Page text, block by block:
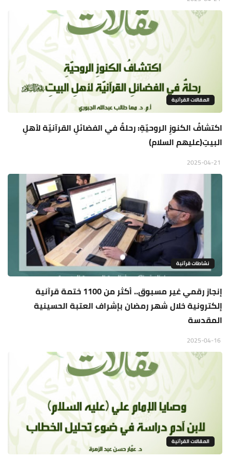
المقالات القراَنية
اكتشافُ الكنوزِ الروحيّةِ: رحلةٌ في الفضائلِ القرآنيّة لأهلِ
البيتِ(عليهم السلام)
نشاطات قرآنية
إنجاز رقمي غير مسبوق.. أكثر من 1100 ختمة قرآنية
إلكترونية خلال شهر رمضان بإشراف العتبة الحسينية
المقدسة
المقالات القراَنية